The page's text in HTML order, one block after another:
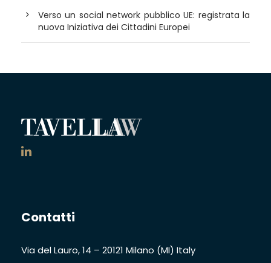
Verso un social network pubblico UE: registrata la
nuova Iniziativa dei Cittadini Europei
Contatti
Via del Lauro, 14 – 20121 Milano (MI) Italy